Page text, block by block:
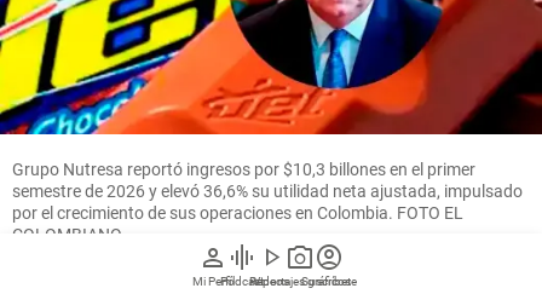
person
Mi Perfil
graphic_eq
Pódcast
play_arrow
Videos
photo_camera
Reportajes gráficos
account_circle
Suscríbete
Grupo Nutresa reportó ingresos por $10,3 billones en el primer
semestre de 2026 y elevó 36,6% su utilidad neta ajustada, impulsado
por el crecimiento de sus operaciones en Colombia. FOTO EL
COLOMBIANO